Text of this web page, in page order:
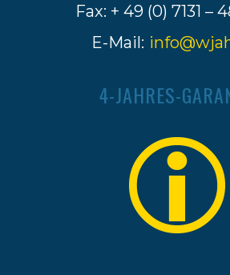
Fax: + 49 (0) 7131 –
E-Mail:
4-JAHRES-